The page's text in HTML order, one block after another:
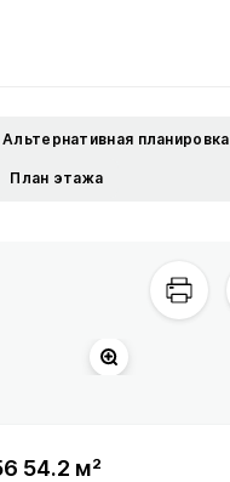
Альтернативная планировка
План этажа
54.2 м²